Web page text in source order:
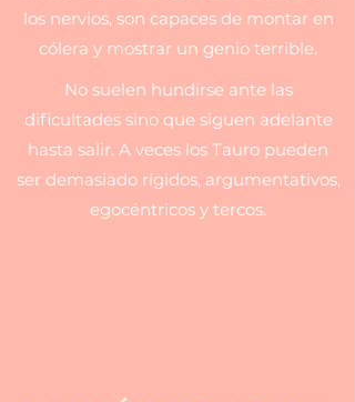
los nervios, son capaces de montar en
cólera y mostrar un genio terrible.
No suelen hundirse ante las
dificultades sino que siguen adelante
hasta salir. A veces los Tauro pueden
ser demasiado rígidos, argumentativos,
egocéntricos y tercos.